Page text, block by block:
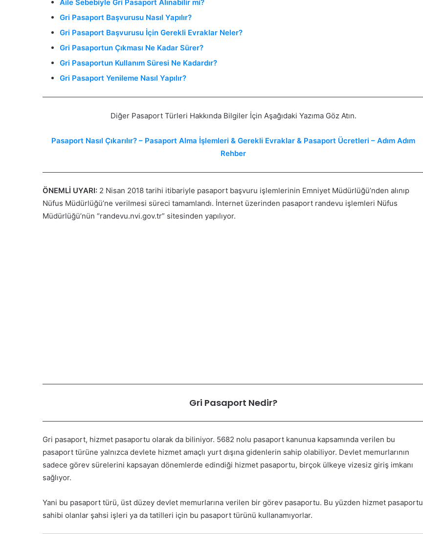
Aile Sebebiyle Gri Pasaport Alınabilir mi?
Gri Pasaport Başvurusu Nasıl Yapılır?
Gri Pasaport Başvurusu İçin Gerekli Evraklar Neler?
Gri Pasaportun Çıkması Ne Kadar Sürer?
Gri Pasaportun Kullanım Süresi Ne Kadardır?
Gri Pasaport Yenileme Nasıl Yapılır?
Diğer Pasaport Türleri Hakkında Bilgiler İçin Aşağıdaki Yazıma Göz Atın.
Pasaport Nasıl Çıkarılır? – Pasaport Alma İşlemleri & Gerekli Evraklar & Pasaport Ücretleri – Adım Adım
Rehber
ÖNEMLİ UYARI: 2 Nisan 2018 tarihi itibariyle pasaport başvuru işlemlerinin Emniyet Müdürlüğü’nden alınıp
Nüfus Müdürlüğü’ne verilmesi süreci tamamlandı. İnternet üzerinden pasaport randevu işlemleri Nüfus
Müdürlüğü’nün “randevu.nvi.gov.tr” sitesinden yapılıyor.
Gri Pasaport Nedir?
Gri pasaport, hizmet pasaportu olarak da biliniyor. 5682 nolu pasaport kanunua kapsamında verilen bu
pasaport türüne yalnızca devlete hizmet amaçlı yurt dışına gidenlerin sahip olabiliyor. Devlet memurlarının
sadece görev sürelerini kapsayan dönemlerde edindiği hizmet pasaportu, birçok ülkeye vizesiz giriş imkanı
sağlıyor.
Yani bu pasaport türü, üst düzey devlet memurlarına verilen bir görev pasaportu. Bu yüzden hizmet pasaportu
sahibi olanlar şahsi işleri ya da tatilleri için bu pasaport türünü kullanamıyorlar.